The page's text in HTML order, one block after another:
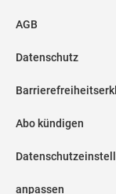
AGB
Datenschutz
Abo kündigen
anpassen